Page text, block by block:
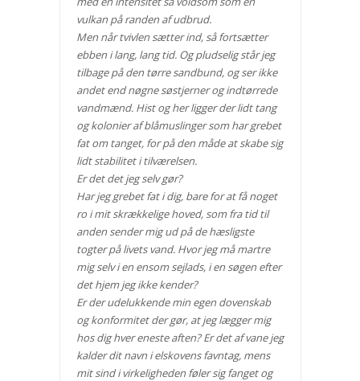
vulkan på randen af udbrud.
Men når tvivlen sætter ind, så fortsætter
ebben i lang, lang tid. Og pludselig står jeg
tilbage på den tørre sandbund, og ser ikke
andet end nøgne søstjerner og indtørrede
vandmænd. Hist og her ligger der lidt tang
og kolonier af blåmuslinger som har grebet
fat om tanget, for på den måde at skabe sig
lidt stabilitet i tilværelsen.
Er det det jeg selv gør?
Har jeg grebet fat i dig, bare for at få noget
ro i mit skrækkelige hoved, som fra tid til
anden sender mig ud på de hæsligste
togter på livets vand. Hvor jeg må martre
mig selv i en ensom sejlads, i en søgen efter
det hjem jeg ikke kender?
Er der udelukkende min egen dovenskab
og konformitet der gør, at jeg lægger mig
hos dig hver eneste aften? Er det af vane jeg
kalder dit navn i elskovens favntag, mens
mit sind i virkeligheden føler sig fanget og